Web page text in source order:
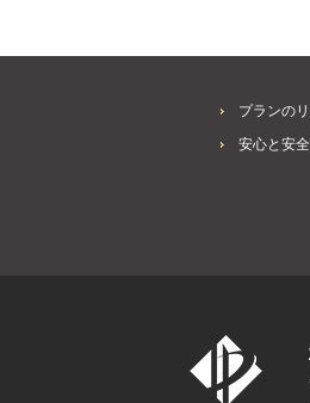
プランの
安心と安